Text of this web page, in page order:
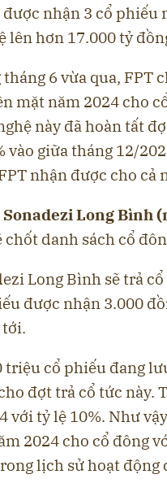
nhận 3 cổ phiếu
lên hơn 17.000 tỷ
6 vừa qua, FPT
mặt năm 2024 cho
này đã hoàn tất
vào giữa tháng 12/
nhận được cho cả
Sonadezi Long Bình
chốt danh sách cổ
Long Bình sẽ trả
được nhận 3.000
triệu cổ phiếu đang
đợt trả cổ tức này.
với tỷ lệ 10%. Như
2024 cho cổ đông
lịch sử hoạt động